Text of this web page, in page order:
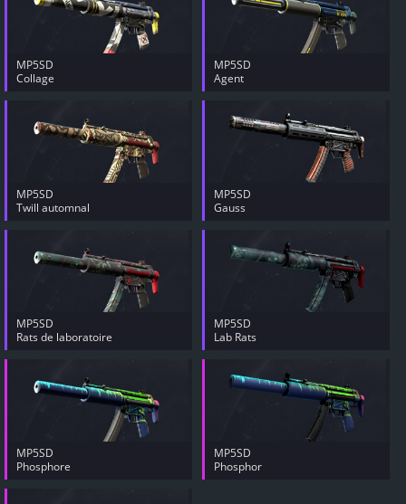
MP5SD
Collage
MP5SD
Agent
MP5SD
Twill automnal
MP5SD
Gauss
MP5SD
Rats de laboratoire
MP5SD
Lab Rats
MP5SD
Phosphore
MP5SD
Phosphor